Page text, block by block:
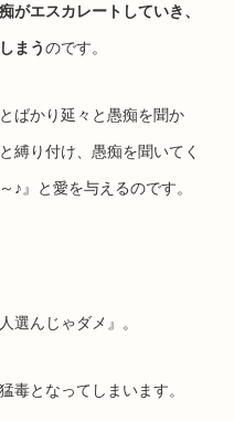
がエスカレートしていき、
まうのです。
ばかり延々と愚痴を聞か
縛り付け、愚痴を聞いてく
♪』と愛を与えるのです。
選んじゃダメ』。
毒となってしまいます。